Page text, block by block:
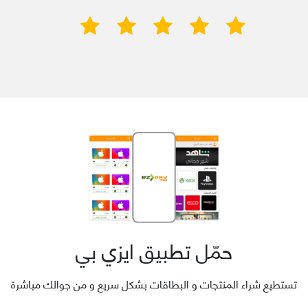
حمّل تطبيق ايزي بي
تستطيع شراء المنتجات و البطاقات بشكل سريع و من جوالك مباشرة